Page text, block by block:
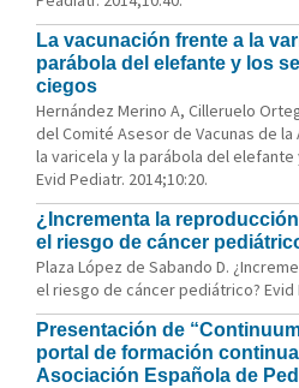
La vacunación frente a la
parábola del elefante y los
ciegos
Hernández Merino A, Cilleruelo
del Comité Asesor de Vacunas de
la varicela y la parábola del
Evid Pediatr. 2014;10:20.
¿Incrementa la
el riesgo de cáncer
Plaza López de Sabando D.
el riesgo de cáncer pediátrico? Evid
Presentación de
portal de formación
Asociación Española de